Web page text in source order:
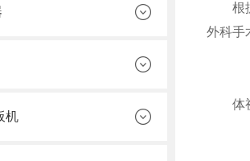
机
根据
外科手
体视